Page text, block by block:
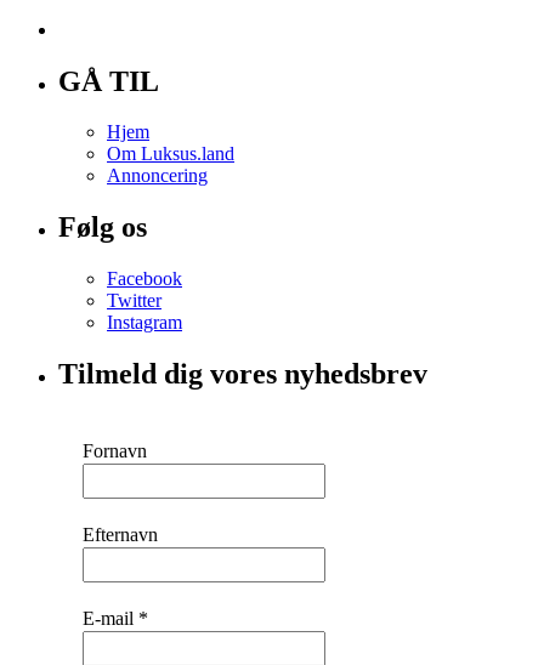
GÅ TIL
Hjem
Om Luksus.land
Annoncering
Følg os
Facebook
Twitter
Instagram
Tilmeld dig vores nyhedsbrev
Fornavn
Efternavn
E-mail *